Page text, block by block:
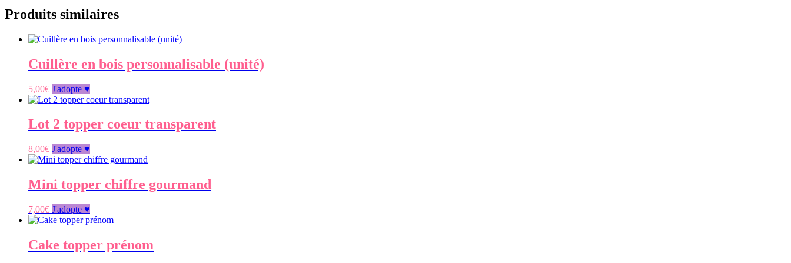
Produits similaires
Cuillère en bois personnalisable (unité)
5,00€ J'adopte ♥
Lot 2 topper coeur transparent
8,00€ J'adopte ♥
Mini topper chiffre gourmand
7,00€ J'adopte ♥
Cake topper prénom